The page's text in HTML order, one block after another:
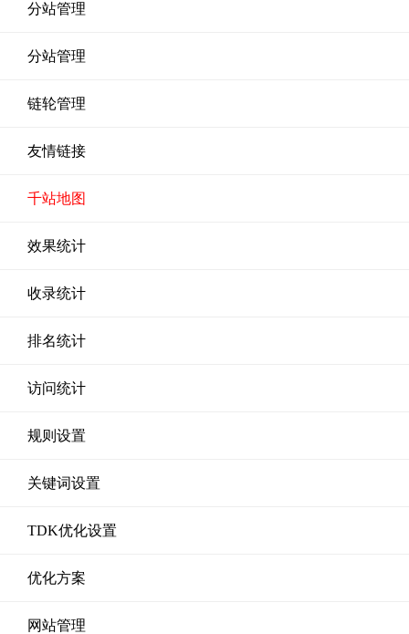
分站管理
分站管理
链轮管理
友情链接
千站地图
效果统计
收录统计
排名统计
访问统计
规则设置
关键词设置
TDK优化设置
优化方案
网站管理